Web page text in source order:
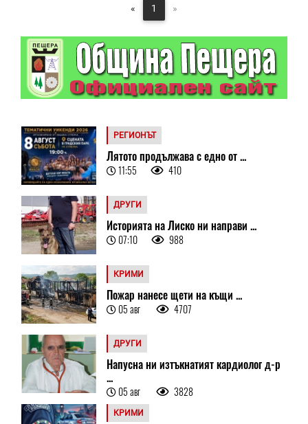
« 1 »
РЕГИОНЪТ
Лятото продължава с едно от ...
11:55 410
ДРУГИ
Историята на Лиско ни направи ...
07:10 988
КРИМИ
Пожар нанесе щети на къщи ...
05 авг 4707
ДРУГИ
Напусна ни изтъкнатият кардиолог д-р
...
05 авг 3828
КРИМИ